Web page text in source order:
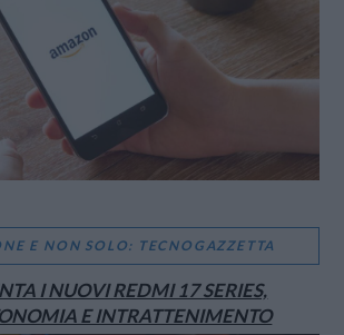
E NON SOLO: TECNOGAZZETTA
I NUOVI REDMI 17 SERIES,
E INTRATTENIMENTO